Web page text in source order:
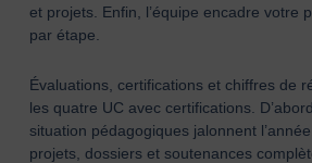
et projets. Enfin, l’équipe encadre votre
par étape.
Évaluations, certifications et chiffres de
les quatre UC avec certifications.
situation pédagogiques jalonnent
projets, dossiers et soutenances